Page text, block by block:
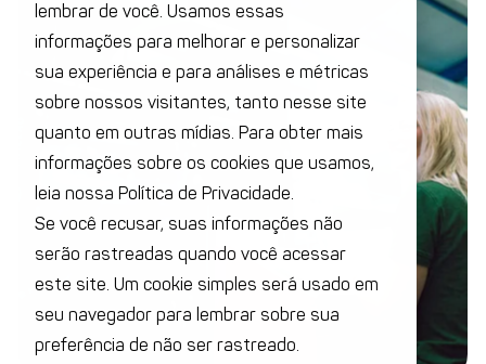
lembrar de você. Usamos essas
informações para melhorar e personalizar
sua experiência e para análises e métricas
sobre nossos visitantes, tanto nesse site
quanto em outras mídias. Para obter mais
informações sobre os cookies que usamos,
leia nossa Política de Privacidade.
Se você recusar, suas informações não
serão rastreadas quando você acessar
este site. Um cookie simples será usado em
seu navegador para lembrar sobre sua
preferência de não ser rastreado.